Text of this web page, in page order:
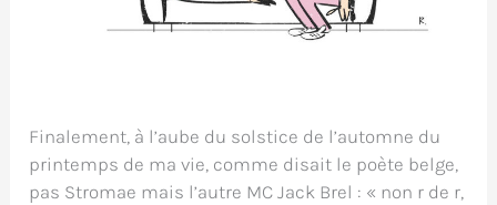
Finalement, à l’aube du solstice de l’automne du
printemps de ma vie, comme disait le poète belge,
pas Stromae mais l’autre MC Jack Brel : « non r de r,